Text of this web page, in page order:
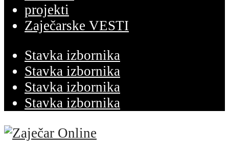
projekti
Zaječarske VESTI
Stavka izbornika
Stavka izbornika
Stavka izbornika
Stavka izbornika